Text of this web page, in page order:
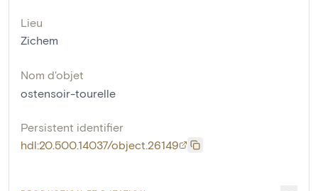
Lieu
Zichem
Nom d'objet
ostensoir-tourelle
Persistent identifier
hdl:20.500.14037/object.26149